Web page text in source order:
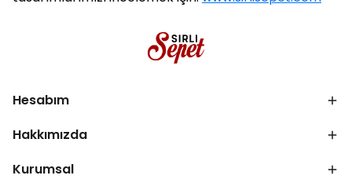
Hesabım
Hakkımızda
Kurumsal